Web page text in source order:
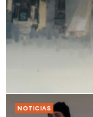
NOTICIAS